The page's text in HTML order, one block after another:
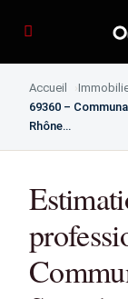
Accueil
69360 –
Rhône…